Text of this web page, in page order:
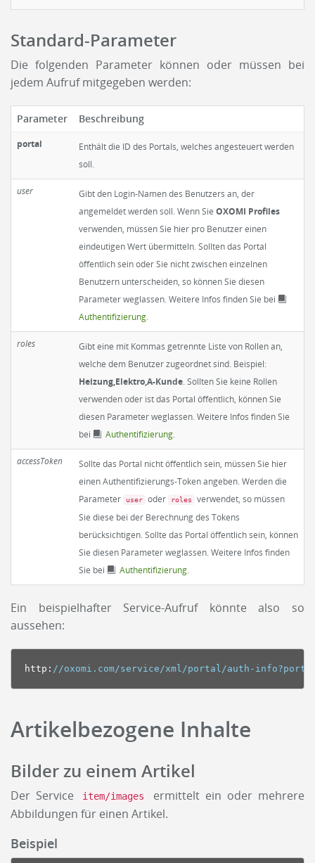
Standard-Parameter
Die folgenden Parameter können oder müssen bei
jedem Aufruf mitgegeben werden:
Parameter Beschreibung
portal
Enthält die ID des Portals, welches angesteuert werden
soll.
user
Gibt den Login-Namen des Benutzers an, der
angemeldet werden soll. Wenn Sie OXOMI Profiles
verwenden, müssen Sie hier pro Benutzer einen
eindeutigen Wert übermitteln. Sollten das Portal
öffentlich sein oder Sie nicht zwischen einzelnen
Benutzern unterscheiden, so können Sie diesen
Parameter weglassen. Weitere Infos finden Sie bei
Authentifizierung
roles
Gibt eine mit Kommas getrennte Liste von Rollen an,
welche dem Benutzer zugeordnet sind. Beispiel:
Heizung,Elektro,A-Kunde . Sollten Sie keine Rollen
verwenden oder ist das Portal öffentlich, können Sie
diesen Parameter weglassen. Weitere Infos finden Sie
bei
Authentifizierung
accessToken
Sollte das Portal nicht öffentlich sein, müssen Sie hier
einen Authentifizierungs-Token angeben. Werden die
Parameter
user oder roles
verwendet, so müssen
Sie diese bei der Berechnung des Tokens
berücksichtigen. Sollte das Portal öffentlich sein, können
Sie diesen Parameter weglassen. Weitere Infos finden
Sie bei
Authentifizierung
Ein beispielhafter Service-Aufruf könnte also so
aussehen:
http : //oxomi.com/service/xml/portal/auth-
Artikelbezogene Inhalte
Bilder zu einem Artikel
Der Service item/images
ermittelt ein oder mehrere
Abbildungen für einen Artikel.
Beispiel